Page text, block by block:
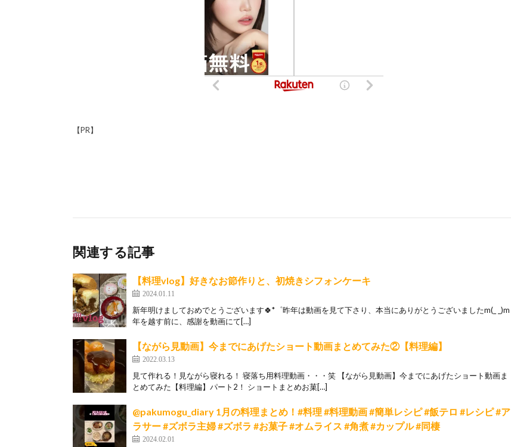
【PR】
関連する記事
【料理vlog】好きなお節作りと、初焼きシフォンケーキ
2024.01.11
新年明けましておめでとうございます🍀*゜昨年は動画を見て下さり、本当にありがとうございましたm(_ _)m
年を越す前に、感謝を動画にて[…]
【ながら見動画】今までにあげたショート動画まとめてみた②【料理編】
2022.03.13
見て作れる！見ながら寝れる！ 寝落ち用料理動画・・・笑 【ながら見動画】今までにあげたショート動画ま
とめてみた【料理編】パート2！ ショートまとめお菓[…]
@pakumogu_diary 1月の料理まとめ！#料理 #料理動画 #簡単レシピ #飯テロ #レシピ #ア
ラサー #ズボラ主婦 #ズボラ #お菓子 #オムライス #角煮 #カップル #同棲
2024.02.01